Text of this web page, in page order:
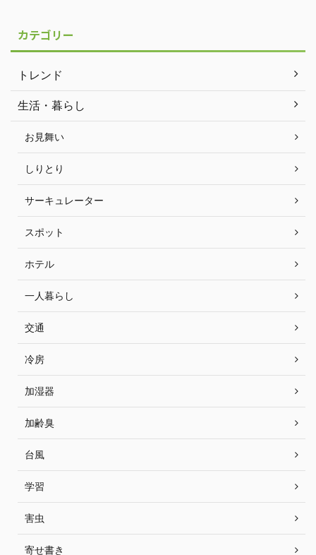
カテゴリー
トレンド
生活・暮らし
お見舞い
しりとり
サーキュレーター
スポット
ホテル
一人暮らし
交通
冷房
加湿器
加齢臭
台風
学習
害虫
寄せ書き